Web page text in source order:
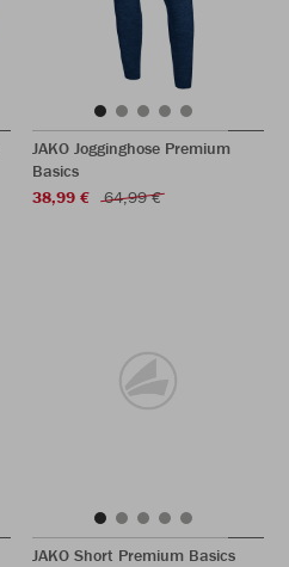
JAKO Jogginghose Premium
Basics
38,99 €
64,99 €
JAKO Short Premium Basics